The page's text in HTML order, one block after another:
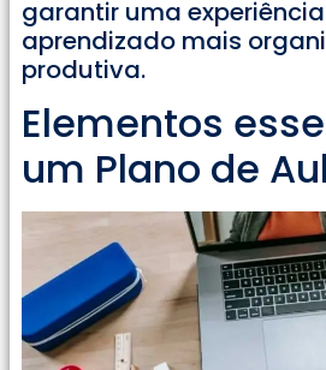
garantir uma
aprendizado mais
produtiva.
Elementos
um Plano de